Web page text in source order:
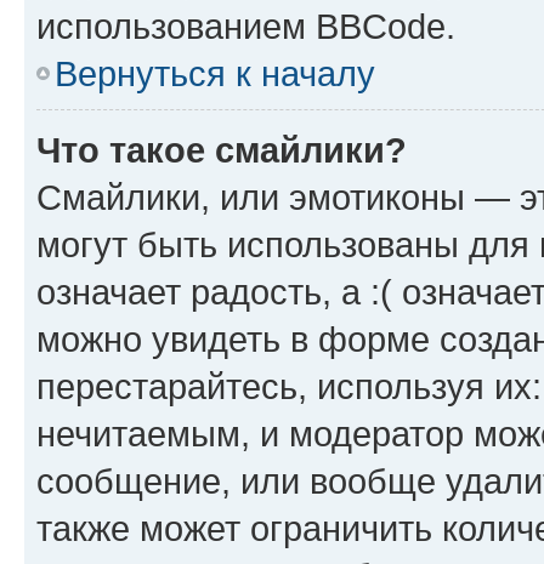
использованием BBCode.
Вернуться к началу
Что такое смайлики?
Смайлики, или эмотиконы —
могут быть использованы
означает радость, а :(
можно увидеть в форме
перестарайтесь, используя
нечитаемым, и модератор
сообщение, или вообще
также может ограничить